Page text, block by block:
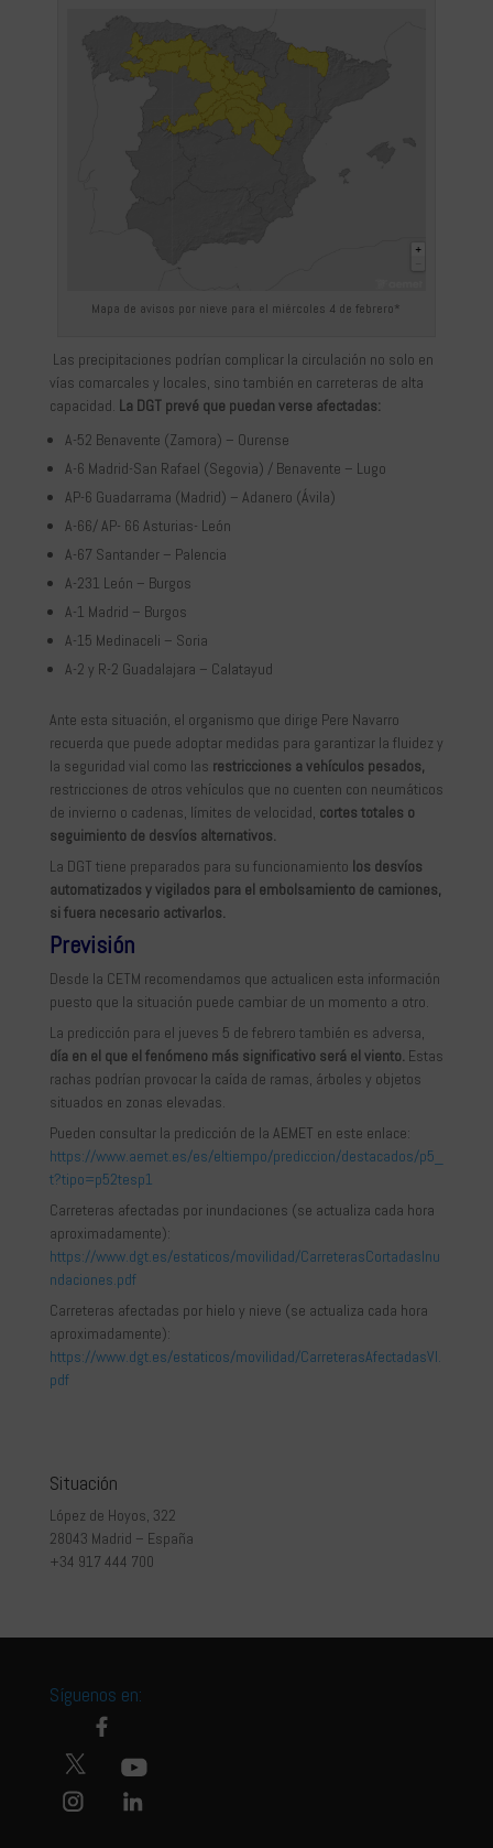
Mapa de avisos por nieve para el miércoles 4 de febrero*
Las precipitaciones podrían complicar la circulación no solo en
vías comarcales y locales, sino también en carreteras de alta
capacidad. La DGT prevé que puedan verse afectadas:
A-52 Benavente (Zamora) – Ourense
A-6 Madrid-San Rafael (Segovia) / Benavente – Lugo
AP-6 Guadarrama (Madrid) – Adanero (Ávila)
A-66/ AP- 66 Asturias- León
A-67 Santander – Palencia
A-231 León – Burgos
A-1 Madrid – Burgos
A-15 Medinaceli – Soria
A-2 y R-2 Guadalajara – Calatayud
Ante esta situación, el organismo que dirige Pere Navarro
recuerda que puede adoptar medidas para garantizar la fluidez y
la seguridad vial como las restricciones a vehículos pesados,
restricciones de otros vehículos que no cuenten con neumáticos
de invierno o cadenas, límites de velocidad, cortes totales o
seguimiento de desvíos alternativos.
La DGT tiene preparados para su funcionamiento los desvíos
automatizados y vigilados para el embolsamiento de camiones,
si fuera necesario activarlos.
Previsión
Desde la CETM recomendamos que actualicen esta información
puesto que la situación puede cambiar de un momento a otro.
La predicción para el jueves 5 de febrero también es adversa,
día en el que el fenómeno más significativo será el viento. Estas
rachas podrían provocar la caída de ramas, árboles y objetos
situados en zonas elevadas.
Pueden consultar la predicción de la AEMET en este enlace:
https://www.aemet.es/es/eltiempo/prediccion/destacados/p5_
t?tipo=p52tesp1
Carreteras afectadas por inundaciones (se actualiza cada hora
aproximadamente):
https://www.dgt.es/estaticos/movilidad/CarreterasCortadasInu
ndaciones.pdf
Carreteras afectadas por hielo y nieve (se actualiza cada hora
aproximadamente):
https://www.dgt.es/estaticos/movilidad/CarreterasAfectadasVI.
pdf
Situación
López de Hoyos, 322
28043 Madrid – España
+34 917 444 700
Síguenos en: